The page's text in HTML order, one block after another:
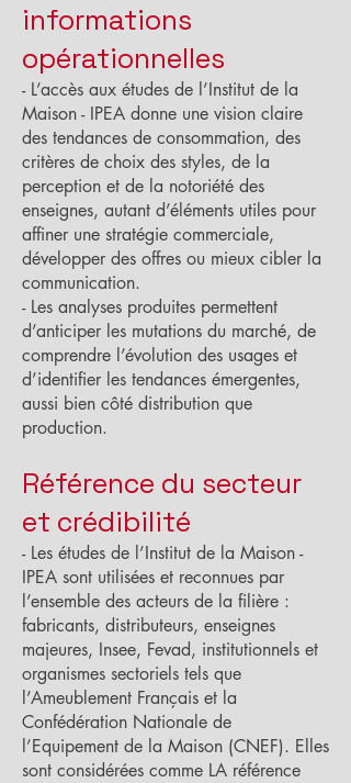
informations
opérationnelles
- L’accès aux études de l’Institut de la
Maison - IPEA donne une vision claire
des tendances de consommation, des
critères de choix des styles, de la
perception et de la notoriété des
enseignes, autant d’éléments utiles pour
affiner une stratégie commerciale,
développer des offres ou mieux cibler la
communication.
- Les analyses produites permettent
d’anticiper les mutations du marché, de
comprendre l’évolution des usages et
d’identifier les tendances émergentes,
aussi bien côté distribution que
production.
Référence du secteur
et crédibilité
- Les études de l’Institut de la Maison -
IPEA sont utilisées et reconnues par
l’ensemble des acteurs de la filière :
fabricants, distributeurs, enseignes
majeures, Insee, Fevad, institutionnels et
organismes sectoriels tels que
l’Ameublement Français et la
Confédération Nationale de
l’Equipement de la Maison (CNEF). Elles
sont considérées comme LA référence